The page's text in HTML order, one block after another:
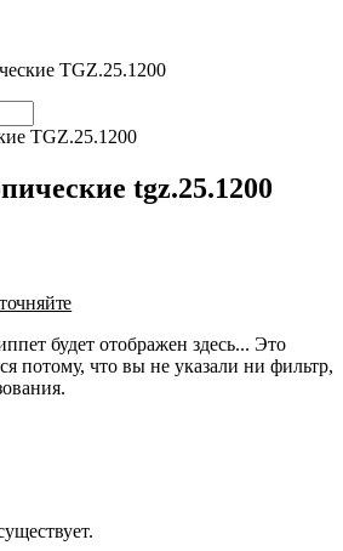
TGZ.25.1200
tgz.25.1200
будет отображен здесь... Это
потому, что вы не указали ни фильтр,